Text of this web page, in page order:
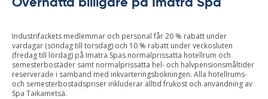
Övernatta billigare på Imatra Spa
Industrifackets medlemmar och personal får 20 % rabatt under
vardagar (söndag till torsdag) och 10 % rabatt under veckosluten
(fredag till lördag) på Imatra Spas normalprissatta hotellrum och
semesterbostäder samt normalprissatta hel- och halvpensionsmåltider
reserverade i samband med inkvarteringsbokningen. Alla hotellrums-
och semesterbostadspriser inkluderar alltid frukost och användning av
Spa Taikametsä.